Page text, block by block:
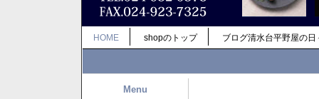
HOME shopのトップ ブログ清水台平野屋の日
Menu